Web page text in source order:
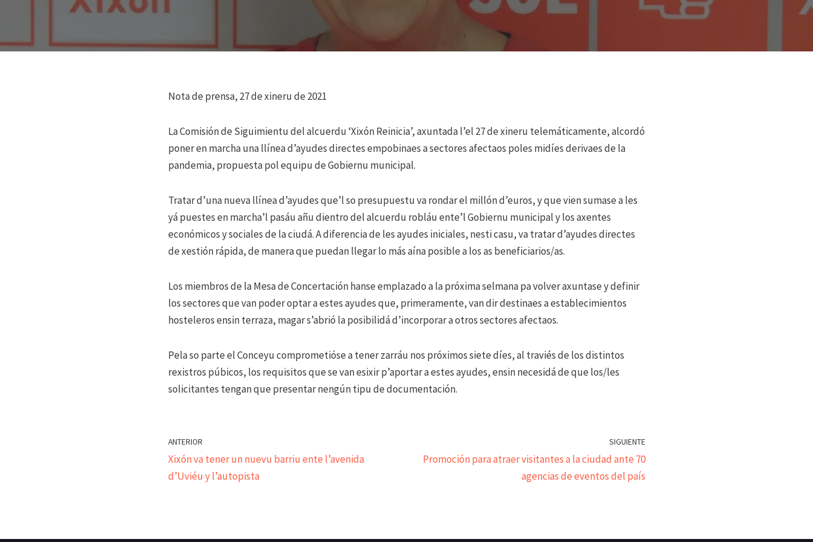
Nota de prensa, 27 de xineru de 2021
La Comisión de Siguimientu del alcuerdu ‘Xixón Reinicia’, axuntada l’el 27 de xineru telemáticamente, alcordó
poner en marcha una llínea d’ayudes directes empobinaes a sectores afectaos poles midíes derivaes de la
pandemia, propuesta pol equipu de Gobiernu municipal.
Tratar d’una nueva llínea d’ayudes que’l so presupuestu va rondar el millón d’euros, y que vien sumase a les
yá puestes en marcha’l pasáu añu dientro del alcuerdu robláu ente’l Gobiernu municipal y los axentes
económicos y sociales de la ciudá. A diferencia de les ayudes iniciales, nesti casu, va tratar d’ayudes directes
de xestión rápida, de manera que puedan llegar lo más aína posible a los as beneficiarios/as.
Los miembros de la Mesa de Concertación hanse emplazado a la próxima selmana pa volver axuntase y definir
los sectores que van poder optar a estes ayudes que, primeramente, van dir destinaes a establecimientos
hosteleros ensin terraza, magar s’abrió la posibilidá d’incorporar a otros sectores afectaos.
Pela so parte el Conceyu comprometióse a tener zarráu nos próximos siete díes, al traviés de los distintos
rexistros púbicos, los requisitos que se van esixir p’aportar a estes ayudes, ensin necesidá de que los/les
solicitantes tengan que presentar nengún tipu de documentación.
ANTERIOR
Xixón va tener un nuevu barriu ente l’avenida
d’Uviéu y l’autopista
SIGUIENTE
Promoción para atraer visitantes a la ciudad ante 70
agencias de eventos del país